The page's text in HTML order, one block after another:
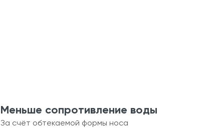
Меньше сопротивление воды
За счёт обтекаемой формы носа